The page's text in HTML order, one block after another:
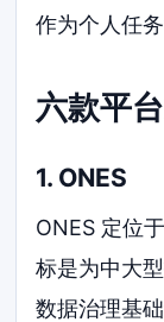
作为个人任
六款平
1. ONES
ONES 定位
标是为中大
数据治理基